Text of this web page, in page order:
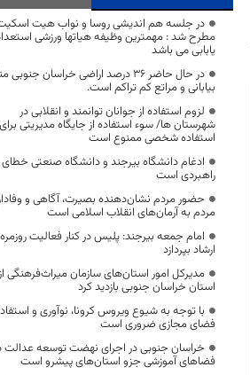
در جلسه هم اندیشی روسا و نواب هیت
مطرح شد : مهمترین وظیفه هیاتها ورزشی
یابابی می باشد
در حال حاضر ۳۶ درصد اراضی خراسان
بیابانی و مراتع کم تراکم است.
لزوم استفاده از جوانان توانمند و انقلابی در
شهرستان ها/ سوء استفاده از جایگاه مدیریتی برای
استفاده شخصی ممنوع است
ادغام دانشگاه بیرجند و دانشگاه صنعتی خطای
راهبردی است
حضور مردم نشان‌دهنده بصیرت، آگاهی و
مردم به آرمان‌های انقلاب اسلامی است
امام جمعه بیرجند: پلیس در کنار فعالیت
ارشاد بپردازد
مدیر‌کل امور استان‌های سازمان میراث‌فرهنگی
استان خراسان جنوبی بازدید کرد
با توجه به شیوع ویروس کرونا، نوآوری و
فضای مجازی ضروری است
خراسان جنوبی در اجرای نهضت توسعه عدالت
فضاهای آموزشی جزو استان‌های پیشرو است